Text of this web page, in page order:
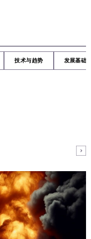
技术与趋势 发展基础